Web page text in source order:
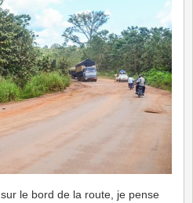
le bord de la route, je pense